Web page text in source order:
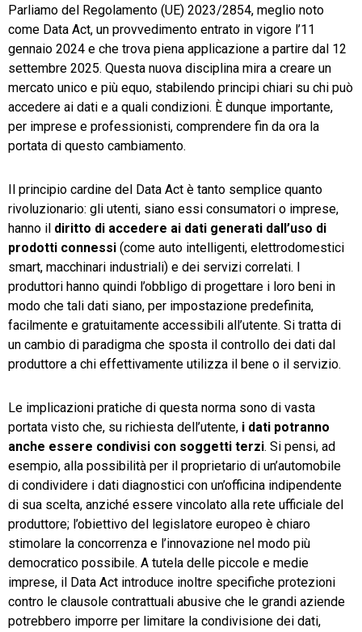
Parliamo del Regolamento (UE) 2023/2854, meglio noto
come Data Act, un provvedimento entrato in vigore l’11
gennaio 2024 e che trova piena applicazione a partire dal 12
settembre 2025. Questa nuova disciplina mira a creare un
mercato unico e più equo, stabilendo principi chiari su chi può
accedere ai dati e a quali condizioni. È dunque importante,
per imprese e professionisti, comprendere fin da ora la
portata di questo cambiamento.
Il principio cardine del Data Act è tanto semplice quanto
rivoluzionario: gli utenti, siano essi consumatori o imprese,
hanno il diritto di accedere ai dati generati dall’uso di
prodotti connessi (come auto intelligenti, elettrodomestici
smart, macchinari industriali) e dei servizi correlati. I
produttori hanno quindi l’obbligo di progettare i loro beni in
modo che tali dati siano, per impostazione predefinita,
facilmente e gratuitamente accessibili all’utente. Si tratta di
un cambio di paradigma che sposta il controllo dei dati dal
produttore a chi effettivamente utilizza il bene o il servizio.
Le implicazioni pratiche di questa norma sono di vasta
portata visto che, su richiesta dell’utente, i dati potranno
anche essere condivisi con soggetti terzi. Si pensi, ad
esempio, alla possibilità per il proprietario di un’automobile
di condividere i dati diagnostici con un’officina indipendente
di sua scelta, anziché essere vincolato alla rete ufficiale del
produttore; l’obiettivo del legislatore europeo è chiaro
stimolare la concorrenza e l’innovazione nel modo più
democratico possibile. A tutela delle piccole e medie
imprese, il Data Act introduce inoltre specifiche protezioni
contro le clausole contrattuali abusive che le grandi aziende
potrebbero imporre per limitare la condivisione dei dati,